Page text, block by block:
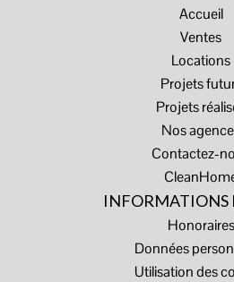
Accueil
Ventes
Locations
Projets
Projets
Nos
Contactez-
INFORMATIONS
Honoraires
Données
Utilisation des